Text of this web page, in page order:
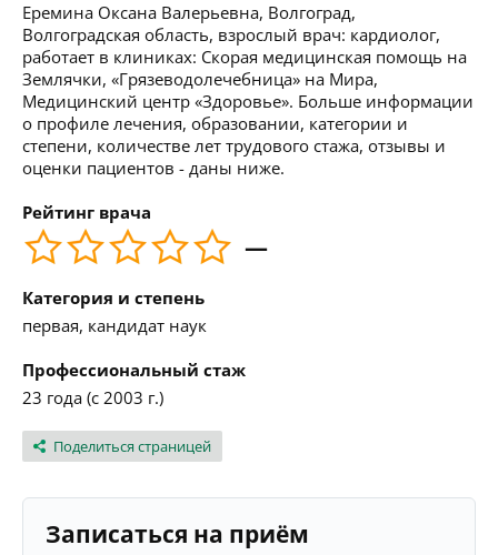
Еремина Оксана Валерьевна, Волгоград,
Волгоградская область, взрослый врач: кардиолог,
работает в клиниках: Скорая медицинская помощь на
Землячки, «Грязеводолечебница» на Мира,
Медицинский центр «Здоровье». Больше информации
о профиле лечения, образовании, категории и
степени, количестве лет трудового стажа, отзывы и
оценки пациентов - даны ниже.
Рейтинг врача
—
Категория и степень
первая, кандидат наук
Профессиональный стаж
23 года (с 2003 г.)
Поделиться страницей
Записаться на приём